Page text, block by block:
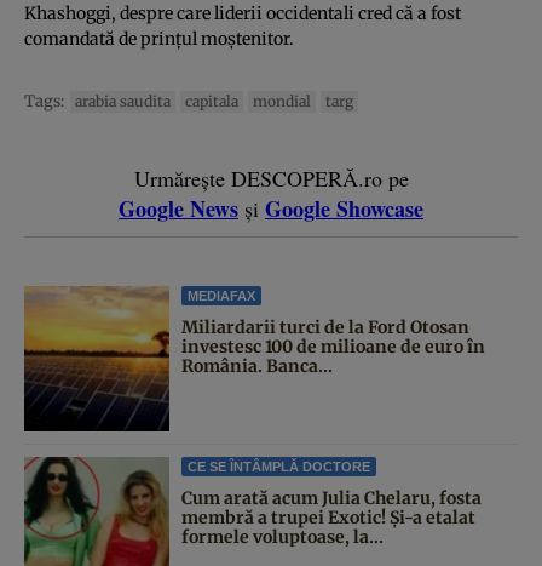
Khashoggi, despre care liderii occidentali cred că a fost
comandată de prințul moștenitor.
Tags: arabia saudita capitala mondial targ
Urmărește DESCOPERĂ.ro pe
Google News și Google Showcase
MEDIAFAX
Miliardarii turci de la Ford Otosan
investesc 100 de milioane de euro în
România. Banca...
CE SE ÎNTÂMPLĂ DOCTORE
Cum arată acum Julia Chelaru, fosta
membră a trupei Exotic! Și-a etalat
formele voluptoase, la...